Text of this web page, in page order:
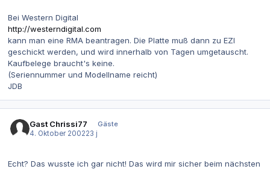
Bei Western Digital
http://westerndigital.com
kann man eine RMA beantragen. Die Platte muß dann zu EZI
geschickt werden, und wird innerhalb von Tagen umgetauscht.
Kaufbelege braucht's keine.
(Seriennummer und Modellname reicht)
JDB
Gast Chrissi77
Gäste
4. Oktober 200223 j
Echt? Das wusste ich gar nicht! Das wird mir sicher beim nächsten